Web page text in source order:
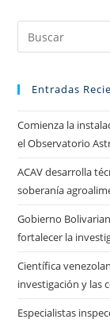
Entradas
Comienza la
el Observatorio
ACAV desarrolla
soberanía
Gobierno
fortalecer la
Científica
investigación y las
Especialistas